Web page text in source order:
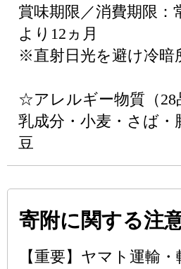
賞味期限／消費期限：
より12ヵ月
※直射日光を避け冷暗
☆アレルギー物質（28
乳成分・小麦・さば・
豆
寄附に関する注
【重要】ヤマト運輸